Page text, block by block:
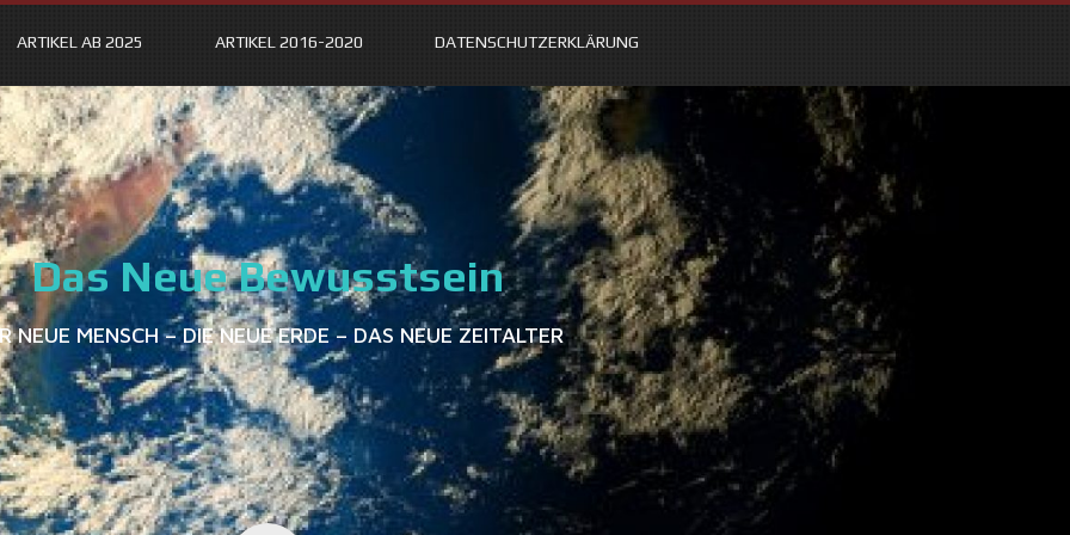
ARTIKEL AB 2025 ARTIKEL 2016-2020 DATENSCHUTZERKLÄRUNG
Das Neue Bewusstsein
NEUE MENSCH – DIE NEUE ERDE – DAS NEUE ZEITALTER